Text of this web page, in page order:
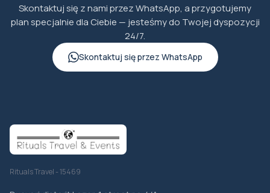
Skontaktuj się z nami przez WhatsApp, a przygotujemy
plan specjalnie dla Ciebie — jesteśmy do Twojej dyspozycji
24/7.
Skontaktuj się przez WhatsApp
Rituals Travel - 15469